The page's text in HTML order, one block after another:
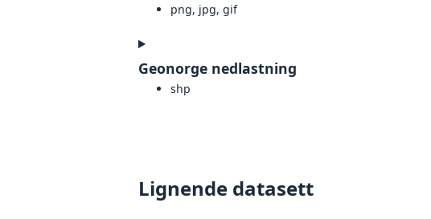
png, jpg, gif
Geonorge nedlastning
shp
Lignende datasett